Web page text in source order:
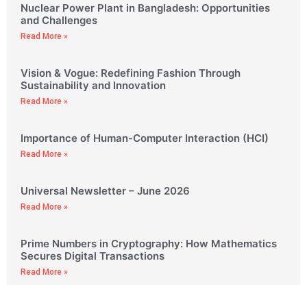
Nuclear Power Plant in Bangladesh: Opportunities
and Challenges
Read More »
Vision & Vogue: Redefining Fashion Through
Sustainability and Innovation
Read More »
Importance of Human-Computer Interaction (HCI)
Read More »
Universal Newsletter – June 2026
Read More »
Prime Numbers in Cryptography: How Mathematics
Secures Digital Transactions
Read More »